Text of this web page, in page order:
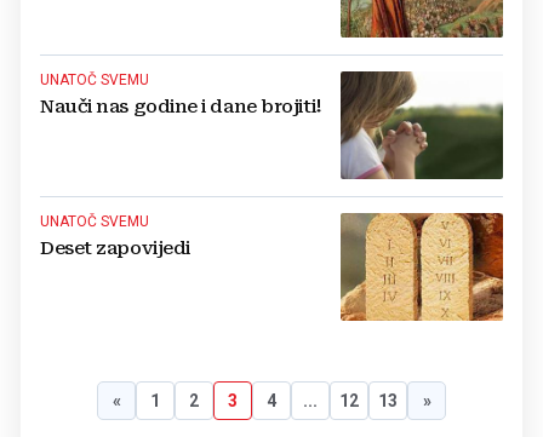
UNATOČ SVEMU
Nauči nas godine i dane brojiti!
UNATOČ SVEMU
Deset zapovijedi
« 1 2 3 4 ... 12 13 »